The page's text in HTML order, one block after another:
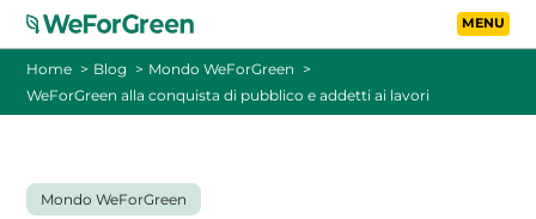
Vai al contenuto
TARIFFE
Home Blog
Mondo WeForGreen
WeForGreen alla conquista di pubblico e addetti ai lavori
Mondo WeForGreen